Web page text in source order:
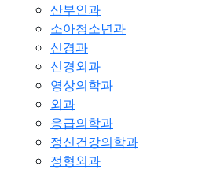
산부인과
소아청소년과
신경과
신경외과
영상의학과
외과
응급의학과
정신건강의학과
정형외과